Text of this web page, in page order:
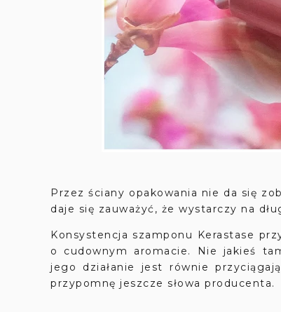
Przez ściany opakowania nie da się
daje się zauważyć, że wystarczy na
Konsystencja szamponu Kerastase
o cudownym aromacie. Nie jakieś
jego działanie jest równie
przypomnę jeszcze słowa producenta.